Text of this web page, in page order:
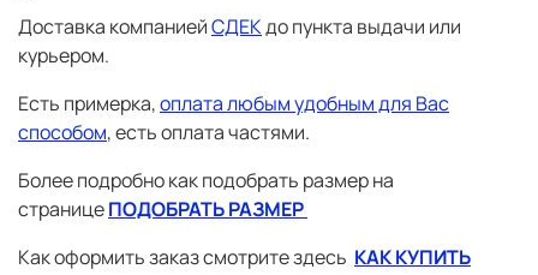
Доставка компаниейСДЕКдо пункта выдачи или
курьером.
Есть примерка,оплата любым удобным для Вас
способом, есть оплата частями.
Более подробно как подобрать размер на
страницеПОДОБРАТЬ РАЗМЕР
Как оформить заказ смотрите здесь КАК КУПИТЬ